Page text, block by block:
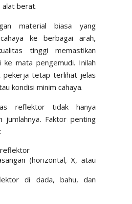
alat berat.
material biasa yang
ke berbagai arah,
tinggi memastikan
ke mata pengemudi. Inilah
pekerja tetap terlihat jelas
kondisi minim cahaya.
reflektor tidak hanya
jumlahnya. Faktor penting
(horizontal, X, atau
di dada, bahu, dan